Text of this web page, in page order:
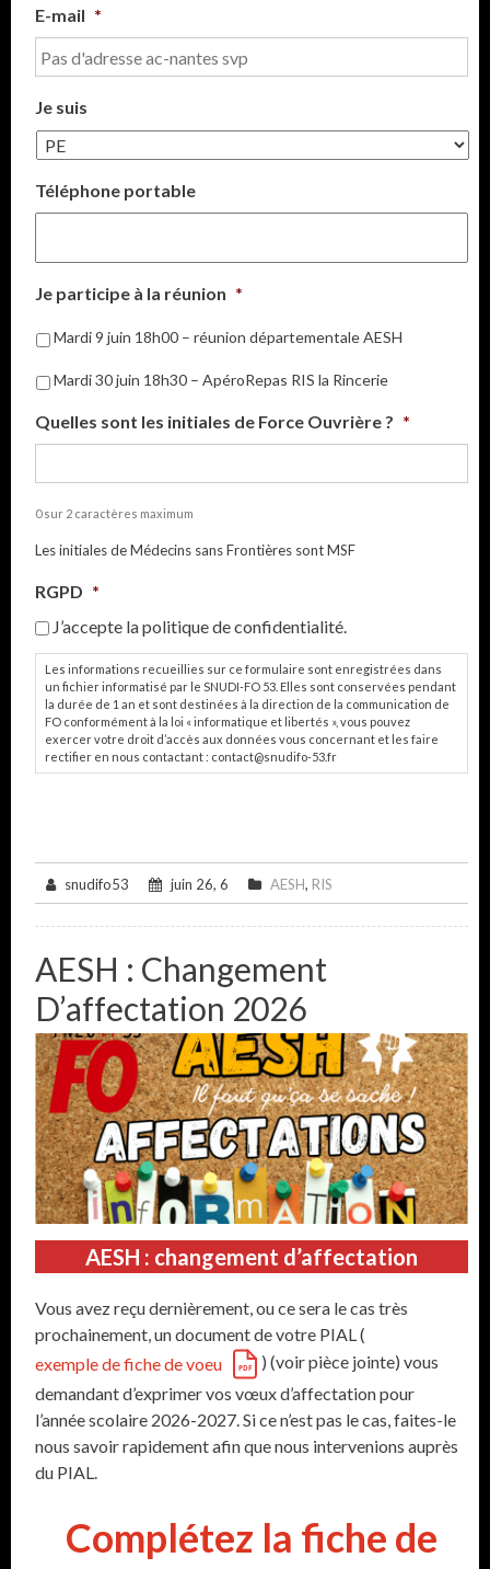
E-mail *
Je suis
Téléphone portable
Je participe à la réunion *
Mardi 9 juin 18h00 – réunion départementale AESH
Mardi 30 juin 18h30 – ApéroRepas RIS la Rincerie
Quelles sont les initiales de Force Ouvrière ? *
0 sur 2 caractères maximum
Les initiales de Médecins sans Frontières sont MSF
RGPD *
J’accepte la politique de confidentialité.
Les informations recueillies sur ce formulaire sont enregistrées dans
un fichier informatisé par le SNUDI-FO 53. Elles sont conservées pendant
la durée de 1 an et sont destinées à la direction de la communication de
FO conformément à la loi « informatique et libertés », vous pouvez
exercer votre droit d’accès aux données vous concernant et les faire
rectifier en nous contactant : contact@snudifo-53.fr
snudifo53 juin 26, 6 AESH, RIS
AESH : Changement
D’affectation 2026
AESH : changement d’affectation
Vous avez reçu dernièrement, ou ce sera le cas très
prochainement, un document de votre PIAL (
exemple de fiche de voeu
) (voir pièce jointe) vous
demandant d’exprimer vos vœux d’affectation pour
l’année scolaire 2026-2027. Si ce n’est pas le cas, faites-le
nous savoir rapidement afin que nous intervenions auprès
du PIAL.
Complétez la fiche de